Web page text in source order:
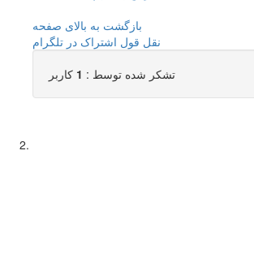
بازگشت به بالای صفحه
نقل قول اشتراک در تلگرام
تشکر شده توسط : 1 کاربر